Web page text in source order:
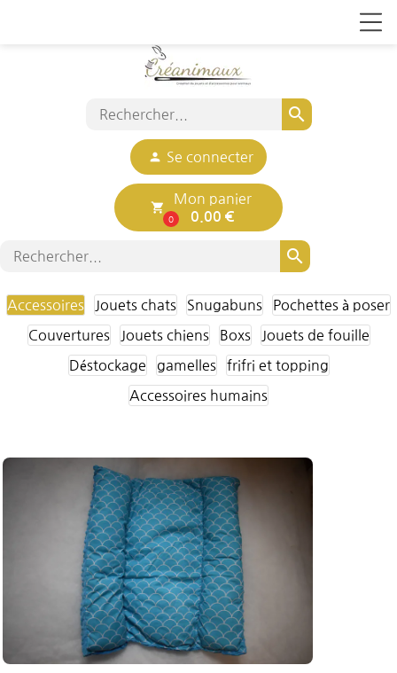
search
person Se connecter
local_grocery_store
0
Mon panier
0.00 €
search
Accessoires Jouets chats Snugabuns Pochettes à poser
Couvertures Jouets chiens Boxs Jouets de fouille
Déstockage gamelles frifri et topping
Accessoires humains